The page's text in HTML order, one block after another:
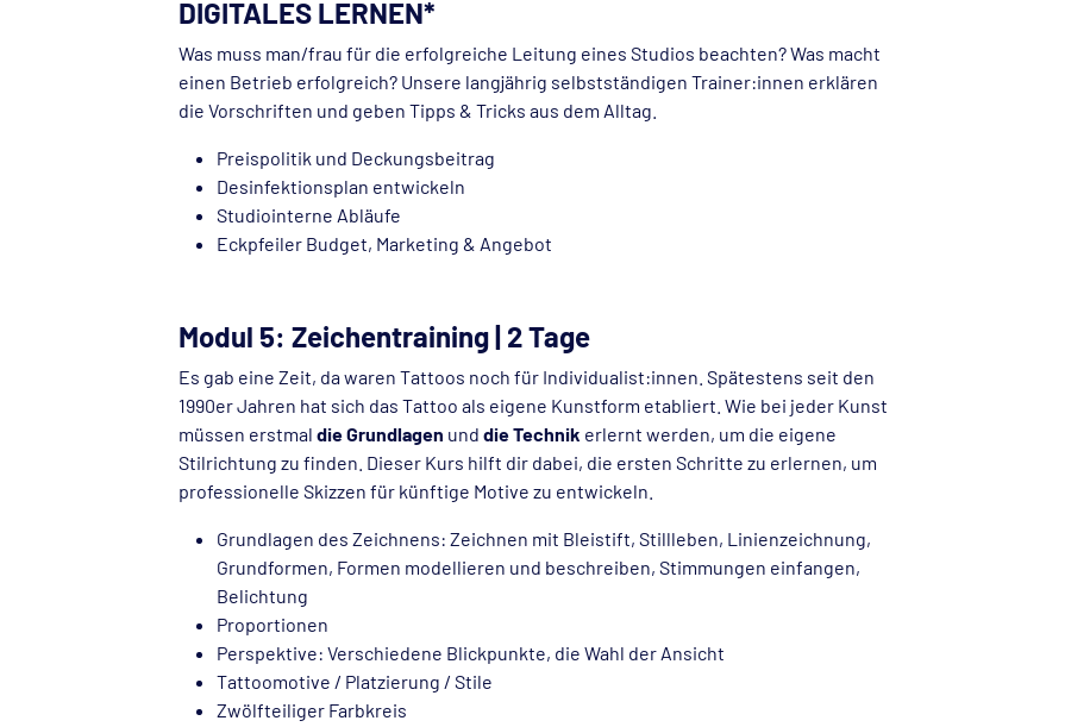
DIGITALES LERNEN*
Was muss man/frau für die erfolgreiche Leitung eines Studios beachten? Was macht
einen Betrieb erfolgreich? Unsere langjährig selbstständigen Trainer:innen erklären
die Vorschriften und geben Tipps & Tricks aus dem Alltag.
Preispolitik und Deckungsbeitrag
Desinfektionsplan entwickeln
Studiointerne Abläufe
Eckpfeiler Budget, Marketing & Angebot
Modul 5: Zeichentraining | 2 Tage
Es gab eine Zeit, da waren Tattoos noch für Individualist:innen. Spätestens seit den
1990er Jahren hat sich das Tattoo als eigene Kunstform etabliert. Wie bei jeder Kunst
müssen erstmal die Grundlagen und die Technik erlernt werden, um die eigene
Stilrichtung zu finden. Dieser Kurs hilft dir dabei, die ersten Schritte zu erlernen, um
professionelle Skizzen für künftige Motive zu entwickeln.
Grundlagen des Zeichnens: Zeichnen mit Bleistift, Stillleben, Linienzeichnung,
Grundformen, Formen modellieren und beschreiben, Stimmungen einfangen,
Belichtung
Proportionen
Perspektive: Verschiedene Blickpunkte, die Wahl der Ansicht
Tattoomotive / Platzierung / Stile
Zwölfteiliger Farbkreis